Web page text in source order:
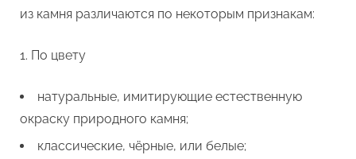
из камня различаются по некоторым признакам:
По цвету
натуральные, имитирующие естественную
окраску природного камня;
классические, чёрные, или белые;